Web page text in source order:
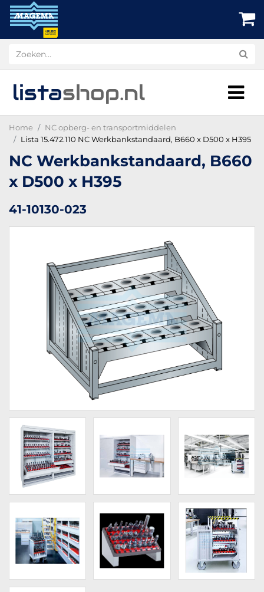
listashop.nl
Home
NC opberg- en transportmiddelen
Lista 15.472.110 NC Werkbankstandaard, B660 x D500 x H395
NC Werkbankstandaard, B660
x D500 x H395
41-10130-023